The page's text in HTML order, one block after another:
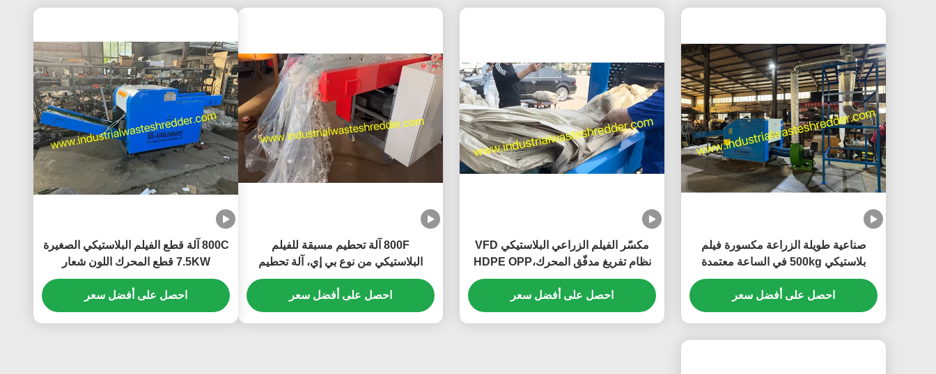
Error. Page cannot be displayed. Please contact your service provider for
صناعية طويلة الزراعة مكسورة فيلم
بلاستيكي 500kg في الساعة معتمدة
الموافقة على الموافقة على الموافقة على
الموافقة على الموافقة على الموافقة على
الموافقة
احصل على أفضل سعر
مكسّر الفيلم الزراعي البلاستيكي VFD
نظام تفريغ مدفّق المحرك،HDPE OPP
معدات تقليص حجم الفيلم قدرة أكثر من
500 كجم في الساعة، آلة كسارة ورق
الألومنيوم PP
احصل على أفضل سعر
800F آلة تحطيم مسبقة للفيلم
البلاستيكي من نوع بي إي، آلة تحطيم
اقتصادية مصغرة للفيلم البلاستيكي، توفير
مساحة.7محرك قطع بقوة 5 كيلوواطاحصل على أفضل سعر
800C آلة قطع الفيلم البلاستيكي الصغيرة
7.5KW قطع المحرك اللون شعار
مخصصة ، محرك قطعة خيط PP متحرك
مع حادة ، لعبة فيلم الحيوانات الأليفة
طاحونة آلة
احصل على أفضل سعر